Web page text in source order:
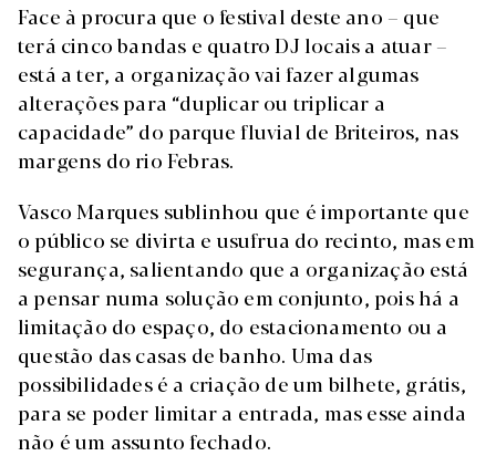
Face à procura que o festival deste ano – que
terá cinco bandas e quatro DJ locais a atuar –
está a ter, a organização vai fazer algumas
alterações para “duplicar ou triplicar a
capacidade” do parque fluvial de Briteiros, nas
margens do rio Febras.
Vasco Marques sublinhou que é importante que
o público se divirta e usufrua do recinto, mas em
segurança, salientando que a organização está
a pensar numa solução em conjunto, pois há a
limitação do espaço, do estacionamento ou a
questão das casas de banho. Uma das
possibilidades é a criação de um bilhete, grátis,
para se poder limitar a entrada, mas esse ainda
não é um assunto fechado.